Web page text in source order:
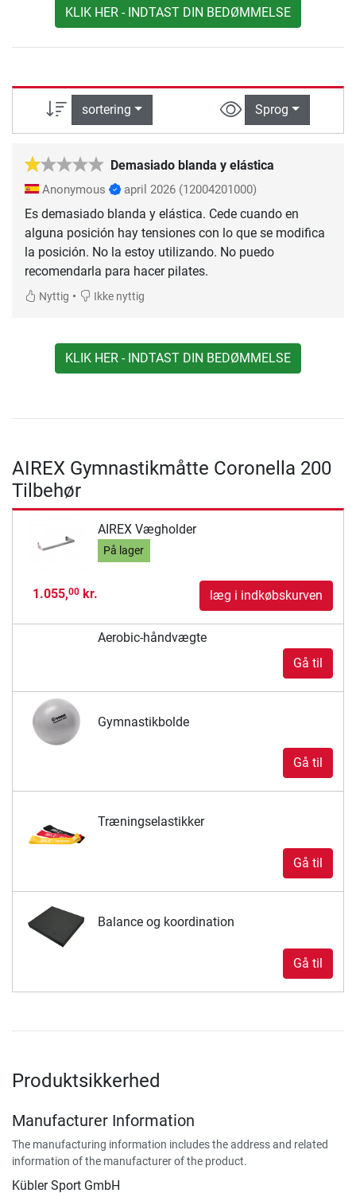
KLIK HER - INDTAST DIN BEDØMMELSE
sortering Sprog
Demasiado blanda y elástica
Anonymous april 2026 (12004201000)
Es demasiado blanda y elástica. Cede cuando en
alguna posición hay tensiones con lo que se modifica
la posición. No la estoy utilizando. No puedo
recomendarla para hacer pilates.
Nyttig • Ikke nyttig
KLIK HER - INDTAST DIN BEDØMMELSE
AIREX Gymnastikmåtte Coronella 200
Tilbehør
AIREX Vægholder
På lager
1.055,00kr. læg i indkøbskurven
Aerobic-håndvægte
Gå til
Gymnastikbolde
Gå til
Træningselastikker
Gå til
Balance og koordination
Gå til
Produktsikkerhed
Manufacturer Information
The manufacturing information includes the address and related
information of the manufacturer of the product.
Kübler Sport GmbH